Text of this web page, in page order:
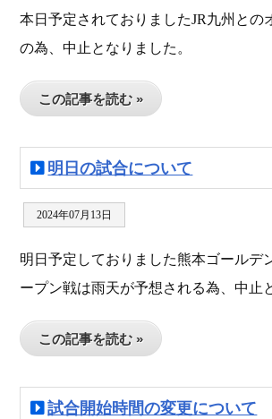
本日予定されておりましたJR九州との
の為、中止となりました。
この記事を読む »
明日の試合について
2024年07月13日
明日予定しておりました熊本ゴールデ
ープン戦は雨天が予想される為、中止
この記事を読む »
試合開始時間の変更について